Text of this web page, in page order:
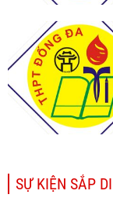
SỰ KIỆN SẮP